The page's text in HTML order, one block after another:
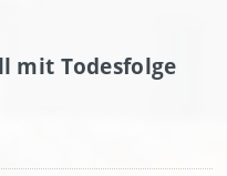
mit Todesfolge